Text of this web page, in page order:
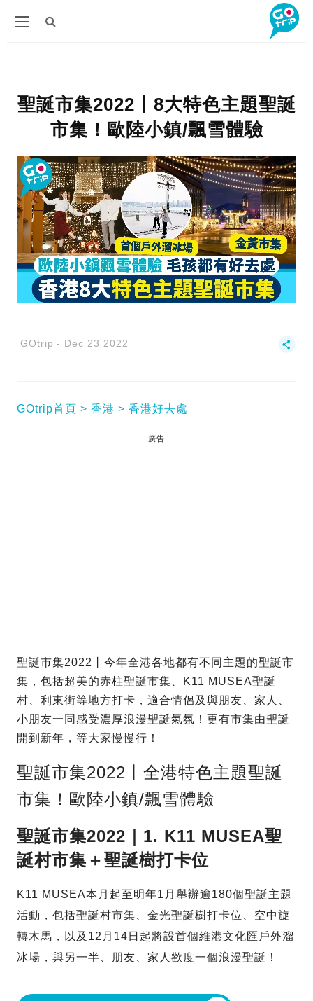
聖誕市集2022丨8大特色主題聖誕
市集！歐陸小鎮/飄雪體驗
GOtrip Dec 23 2022
GOtrip首頁 香港 香港好去處
廣告
聖誕市集2022丨今年全港各地都有不同主題的聖誕市
集，包括超美的赤柱聖誕市集、K11 MUSEA聖誕
村、利東街等地方打卡，適合情侶及與朋友、家人、
小朋友一同感受濃厚浪漫聖誕氣氛！更有市集由聖誕
開到新年，等大家慢慢行！
聖誕市集2022丨全港特色主題聖誕
市集！歐陸小鎮/飄雪體驗
聖誕市集2022｜1. K11 MUSEA聖
誕村市集＋聖誕樹打卡位
K11 MUSEA本月起至明年1月舉辦逾180個聖誕主題
活動，包括聖誕村市集、金光聖誕樹打卡位、空中旋
轉木馬，以及12月14日起將設首個維港文化匯戶外溜
冰場，與另一半、朋友、家人歡度一個浪漫聖誕！